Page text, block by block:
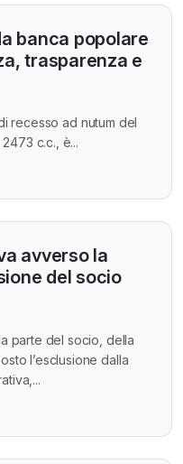
banca popolare
trasparenza e
recesso ad nutum del
c.c., è...
avverso la
del socio
parte del socio, della
l’esclusione dalla